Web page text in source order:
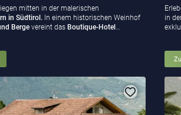
mitten in der malerischen
in Südtirol. In einem historischen Weinhof
Berge vereint das Boutique-Hotel …
in